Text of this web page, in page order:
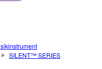
SILENT™ SERIES